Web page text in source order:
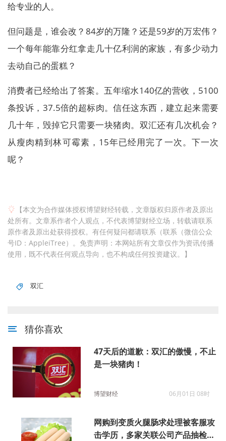
给专业的人。
但问题是，谁会改？84岁的万隆？还是59岁的万宏伟？
一个每年能靠分红拿走几十亿利润的家族，有多少动力
去动自己的蛋糕？
消费者已经给出了答案。五年缩水140亿的营收，5100
条投诉，37.5倍的超标肉。信任这东西，建立起来需要
几十年，毁掉它只需要一块猪肉。双汇还有几次机会？
从瘦肉精到林可霉素，15年已经用完了一次。下一次
呢？
【本文为合作媒体授权博望财经转载，文章版权归原作者及原出
处所有。文章系作者个人观点，不代表博望财经立场，转载请联系
原作者及原出处获得授权。有任何疑问都请联系（联系（微信公众
号ID：AppleiTree）。免责声明：本网站所有文章仅作为资讯传播
使用，既不代表任何观点导向，也不构成任何投资建议。】
双汇
猜你喜欢
47天后的道歉：双汇的傲慢，不止
是一块猪肉！
博望财经 06月01日 08时
网购到变质火腿肠求处理被客服攻
击学历，多家关联公司产品抽检不